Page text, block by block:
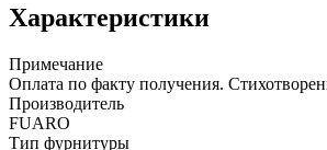
Характеристики
Примечание
Оплата по факту получения.
Производитель
FUARO
Тип фурнитуры